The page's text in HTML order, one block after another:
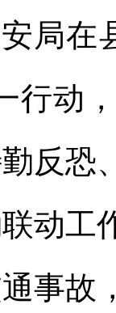
局在
行动
反恐
动工
事故